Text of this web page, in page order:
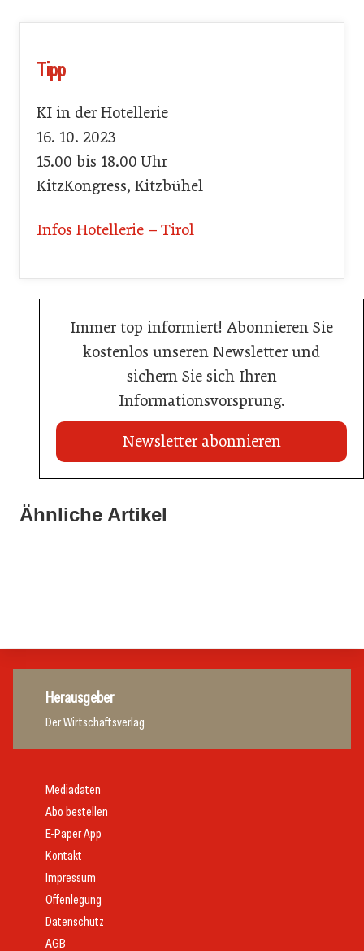
Tipp
KI in der Hotellerie
16. 10. 2023
15.00 bis 18.00 Uhr
KitzKongress, Kitzbühel
Infos Hotellerie – Tirol
Immer top informiert! Abonnieren Sie
kostenlos unseren Newsletter und
sichern Sie sich Ihren
Informationsvorsprung.
Newsletter abonnieren
Ähnliche Artikel
Land Steiermark startet Qualitätsoffensive für die
Herausgeber
Der Wirtschaftsverlag
Mediadaten
Abo bestellen
E-Paper App
Kontakt
Impressum
Offenlegung
Datenschutz
AGB